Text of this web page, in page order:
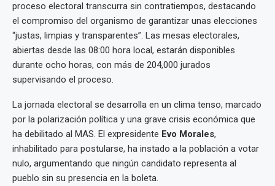
proceso electoral transcurra sin contratiempos, destacando
el compromiso del organismo de garantizar unas elecciones
“justas, limpias y transparentes”. Las mesas electorales,
abiertas desde las 08:00 hora local, estarán disponibles
durante ocho horas, con más de 204,000 jurados
supervisando el proceso.
La jornada electoral se desarrolla en un clima tenso, marcado
por la polarización política y una grave crisis económica que
ha debilitado al MAS. El expresidente Evo Morales,
inhabilitado para postularse, ha instado a la población a votar
nulo, argumentando que ningún candidato representa al
pueblo sin su presencia en la boleta.